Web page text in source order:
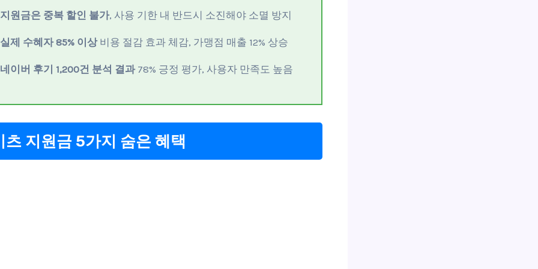
지원금은 중복 할인 불가, 사용 기한 내 반드시 소진해야 소멸 방지
실제 수혜자 85% 이상비용 절감 효과 체감, 가맹점 매출 12% 상승
네이버 후기 1,200건 분석 결과78% 긍정 평가, 사용자 만족도 높음
츠 지원금 5가지 숨은 혜택